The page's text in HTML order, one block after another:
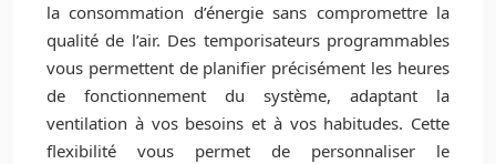
la consommation d’énergie sans compromettre la
qualité de l’air. Des temporisateurs programmables
vous permettent de planifier précisément les heures
de fonctionnement du système, adaptant la
ventilation à vos besoins et à vos habitudes. Cette
flexibilité vous permet de personnaliser le